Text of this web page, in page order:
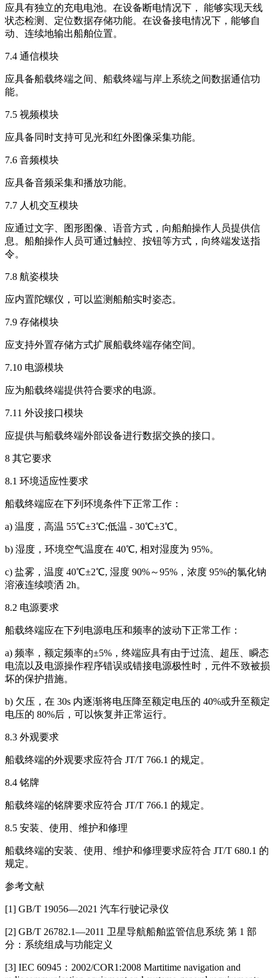
应具有独立的充电电池。在设备断电情况下， 能够实现天线
状态检测、定位数据存储功能。在设备接电情况下，能够自
动、连续地输出船舶位置。
7.4 通信模块
应具备船载终端之间、船载终端与岸上系统之间数据通信功
能。
7.5 视频模块
应具备同时支持可见光和红外图像采集功能。
7.6 音频模块
应具备音频采集和播放功能。
7.7 人机交互模块
应通过文字、图形图像、语音方式，向船舶操作人员提供信
息。船舶操作人员可通过触控、按钮等方式，向终端发送指
令。
7.8 航姿模块
应内置陀螺仪，可以监测船舶实时姿态。
7.9 存储模块
应支持外置存储方式扩展船载终端存储空间。
7.10 电源模块
应为船载终端提供符合要求的电源。
7.11 外设接口模块
应提供与船载终端外部设备进行数据交换的接口。
8 其它要求
8.1 环境适应性要求
船载终端应在下列环境条件下正常工作：
a) 温度，高温 55℃±3℃;低温 - 30℃±3℃。
b) 湿度，环境空气温度在 40℃, 相对湿度为 95%。
c) 盐雾，温度 40℃±2℃, 湿度 90%～95%，浓度 95%的氯化钠
溶液连续喷洒 2h。
8.2 电源要求
船载终端应在下列电源电压和频率的波动下正常工作：
a) 频率，额定频率的±5%，终端应具有由于过流、超压、瞬态
电流以及电源操作程序错误或错接电源极性时，元件不致被损
坏的保护措施。
b) 欠压，在 30s 内逐渐将电压降至额定电压的 40%或升至额定
电压的 80%后，可以恢复并正常运行。
8.3 外观要求
船载终端的外观要求应符合 JT/T 766.1 的规定。
8.4 铭牌
船载终端的铭牌要求应符合 JT/T 766.1 的规定。
8.5 安装、使用、维护和修理
船载终端的安装、使用、维护和修理要求应符合 JT/T 680.1 的
规定。
参考文献
[1] GB/T 19056—2021 汽车行驶记录仪
[2] GB/T 26782.1—2011 卫星导航船舶监管信息系统 第 1 部
分：系统组成与功能定义
[3] IEC 60945：2002/COR1:2008 Martitime navigation and